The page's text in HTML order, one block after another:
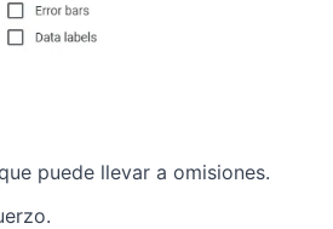
puede llevar a omisiones.